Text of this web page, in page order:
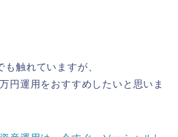
触れていますが、
円運用をおすすめしたいと思いま